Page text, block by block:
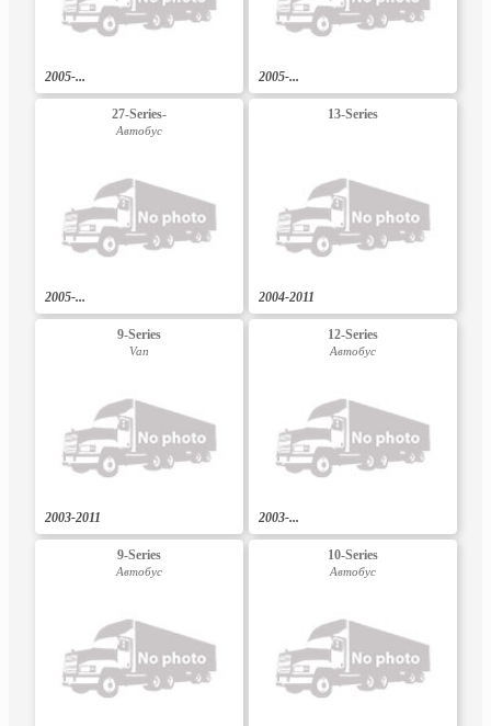
2005-... 2005-...
27-Series-
Автобус
2005-...
13-Series
2004-2011
9-Series
Van
2003-2011
12-Series
Автобус
2003-...
9-Series
Автобус
10-Series
Автобус